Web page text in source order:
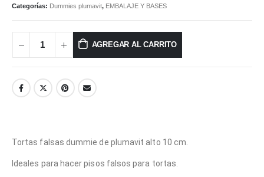
Categorías: Dummies plumavit, EMBALAJE Y BASES
AGREGAR AL CARRITO
Tortas falsas dummie de plumavit alto 10 cm.
Ideales para hacer pisos falsos para tortas.